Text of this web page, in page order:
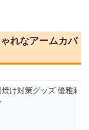
れなアームカバ